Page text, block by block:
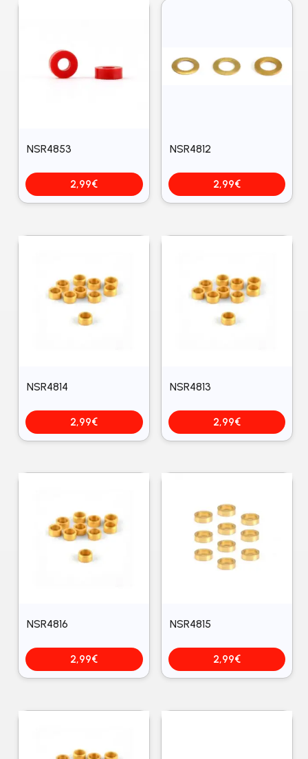
NSR4853
2,99€
NSR4812
2,99€
NSR4814
2,99€
NSR4813
2,99€
NSR4816
2,99€
NSR4815
2,99€